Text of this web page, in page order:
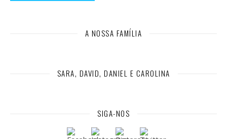
A NOSSA FAMÍLIA
SARA, DAVID, DANIEL E CAROLINA
SIGA-NOS